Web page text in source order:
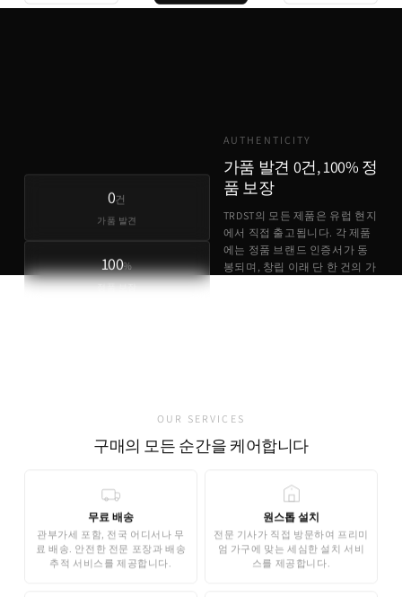
AUTHENTICITY
가품 발견 0건, 100% 정
품 보장
TRDST의 모든 제품은 유럽 현지
에서 직접 출고됩니다. 각 제품
에는 정품 브랜드 인증서가 동
봉되며, 창립 이래 단 한 건의 가
0건
가품 발견
100%
정품 보장
OUR SERVICES
구매의 모든 순간을 케어합니다
무료 배송
관부가세 포함, 전국 어디서나 무
료 배송. 안전한 전문 포장과 배송
추적 서비스를 제공합니다.
원스톱 설치
전문 기사가 직접 방문하여 프리미
엄 가구에 맞는 세심한 설치 서비
스를 제공합니다.